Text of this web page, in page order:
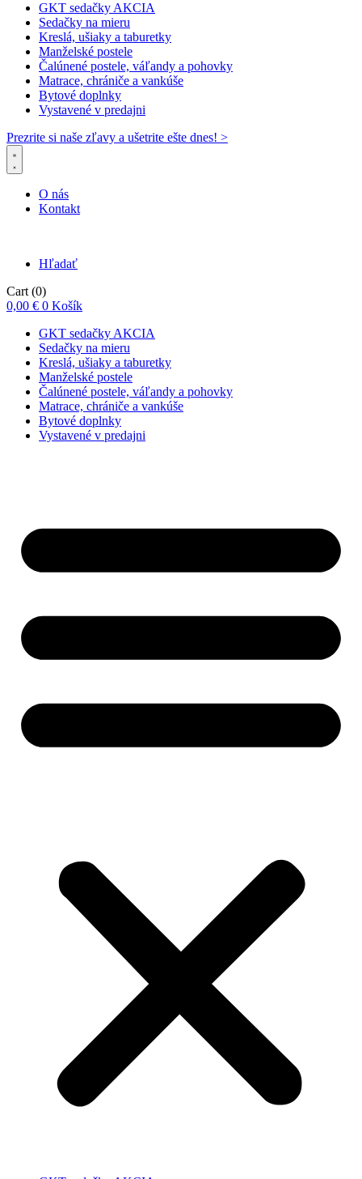
GKT sedačky AKCIA
Sedačky na mieru
Kreslá, ušiaky a taburetky
Manželské postele
Čalúnené postele, váľandy a pohovky
Matrace, chrániče a vankúše
Bytové doplnky
Vystavené v predajni
Prezrite si naše zľavy a ušetrite ešte dnes! >​
O nás
Kontakt
Hľadať
Cart (0)
0,00 € 0 Košík
GKT sedačky AKCIA
Sedačky na mieru
Kreslá, ušiaky a taburetky
Manželské postele
Čalúnené postele, váľandy a pohovky
Matrace, chrániče a vankúše
Bytové doplnky
Vystavené v predajni